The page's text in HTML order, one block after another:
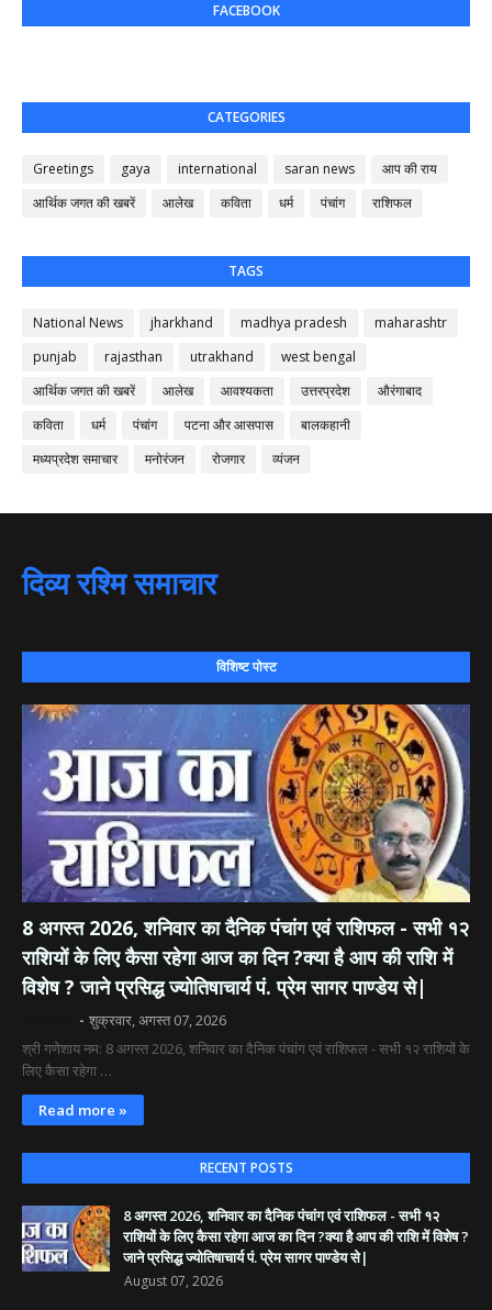
FACEBOOK
CATEGORIES
Greetings gaya international saran news
आप की राय
आर्थिक जगत की खबरें
आलेख कविता धर्म पंचांग राशिफल
TAGS
National News jharkhand madhya pradesh
maharashtr
punjab
rajasthan utrakhand
west bengal
आर्थिक जगत की खबरें
आलेख आवश्यकता उत्तरप्रदेश
औरंगाबाद
कविता
धर्म पंचांग पटना और आसपास
बालकहानी
मध्यप्रदेश समाचार
मनोरंजन रोजगार व्यंजन
दिव्य रश्मि समाचार
विशिष्ट पोस्ट
8 अगस्त 2026, शनिवार का दैनिक पंचांग एवं राशिफल - सभी १२
राशियों के लिए कैसा रहेगा आज का दिन ?क्या है आप की राशि में
विशेष ? जाने प्रसिद्ध ज्योतिषाचार्य पं. प्रेम सागर पाण्डेय से|
शुक्रवार, अगस्त 07, 2026
श्री गणेशाय नम: 8 अगस्त 2026, शनिवार का दैनिक पंचांग एवं राशिफल - सभी १२ राशियों के
लिए कैसा रहेगा …
Read more »
RECENT POSTS
8 अगस्त 2026, शनिवार का दैनिक पंचांग एवं राशिफल - सभी १२
राशियों के लिए कैसा रहेगा आज का दिन ?क्या है आप की राशि में विशेष ?
जाने प्रसिद्ध ज्योतिषाचार्य पं. प्रेम सागर पाण्डेय से|
August 07, 2026